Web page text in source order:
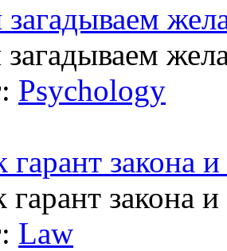
Psychology
гарант закона
гарант закона
Law